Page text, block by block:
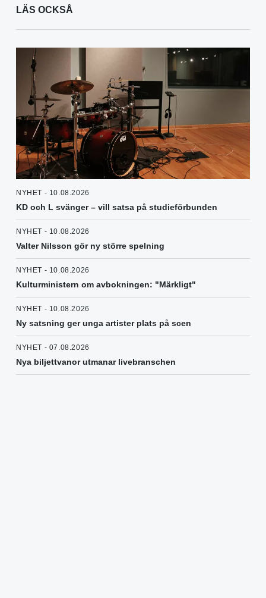
LÄS OCKSÅ
NYHET - 10.08.2026
KD och L svänger – vill satsa på studieförbunden
NYHET - 10.08.2026
Valter Nilsson gör ny större spelning
NYHET - 10.08.2026
Kulturministern om avbokningen: "Märkligt"
NYHET - 10.08.2026
Ny satsning ger unga artister plats på scen
NYHET - 07.08.2026
Nya biljettvanor utmanar livebranschen